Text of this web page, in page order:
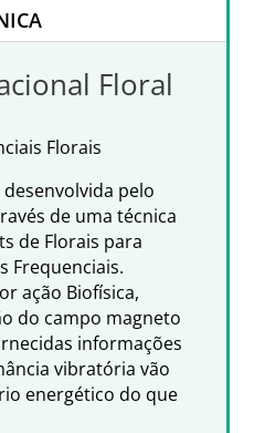
Floral
Florais
pelo
de uma técnica
de Florais para
Frequenciais.
ação Biofísica,
do campo magneto
informações
vibratória vão
energético do que